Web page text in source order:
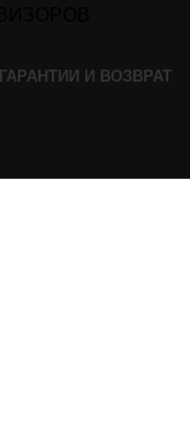
ГАРАНТИИ И ВОЗВРАТ